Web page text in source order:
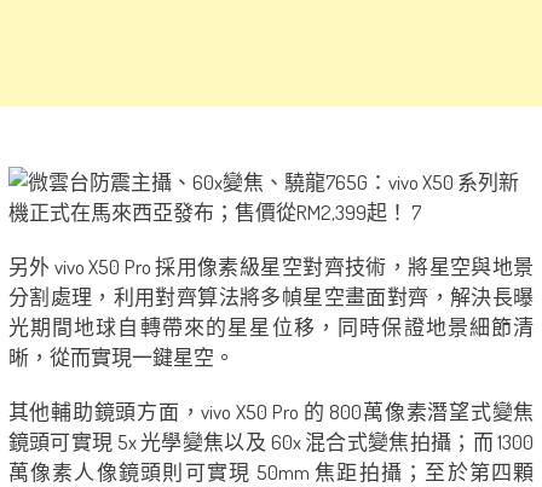
另外 vivo X50 Pro 採用像素級星空對齊技術，將星空與地景
分割處理，利用對齊算法將多幀星空畫面對齊，解決長曝
光期間地球自轉帶來的星星位移，同時保證地景細節清
晰，從而實現一鍵星空。
其他輔助鏡頭方面，vivo X50 Pro 的 800萬像素潛望式變焦
鏡頭可實現 5x 光學變焦以及 60x 混合式變焦拍攝；而 1300
萬像素人像鏡頭則可實現 50mm 焦距拍攝；至於第四顆